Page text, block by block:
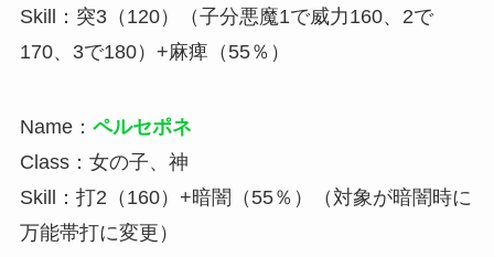
Skill：突3（120）（子分悪魔1で威力160、2で
170、3で180）+麻痺（55％）
Name： ペルセポネ
Class：女の子、神
Skill：打2（160）+暗闇（55％）（対象が暗闇時に
万能帯打に変更）